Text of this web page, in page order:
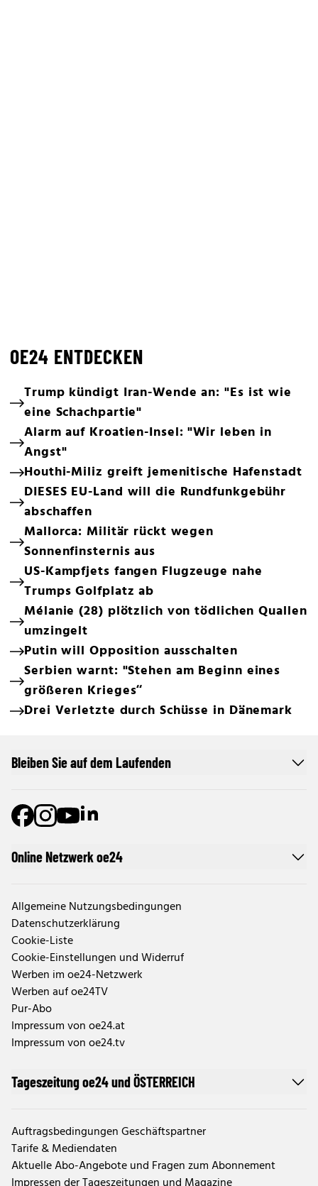
OE24 ENTDECKEN
Trump kündigt Iran-Wende an: "Es ist wie
eine Schachpartie"
Alarm auf Kroatien-Insel: "Wir leben in
Angst"
Houthi-Miliz greift jemenitische Hafenstadt
DIESES EU-Land will die Rundfunkgebühr
abschaffen
Mallorca: Militär rückt wegen
Sonnenfinsternis aus
US-Kampfjets fangen Flugzeuge nahe
Trumps Golfplatz ab
Mélanie (28) plötzlich von tödlichen Quallen
umzingelt
Putin will Opposition ausschalten
Serbien warnt: "Stehen am Beginn eines
größeren Krieges“
Drei Verletzte durch Schüsse in Dänemark
Online Netzwerk oe24
Allgemeine Nutzungsbedingungen
Datenschutzerklärung
Cookie-Liste
Cookie-Einstellungen und Widerruf
Werben im oe24-Netzwerk
Werben auf oe24TV
Pur-Abo
Impressum von oe24.at
Impressum von oe24.tv
Tageszeitung oe24 und ÖSTERREICH
Auftragsbedingungen Geschäftspartner
Tarife & Mediendaten
Aktuelle Abo-Angebote und Fragen zum Abonnement
Bleiben Sie auf dem Laufenden